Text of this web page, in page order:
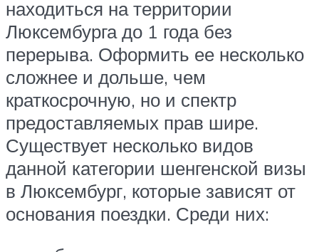
находиться на территории
Люксембурга до 1 года без
перерыва. Оформить ее несколько
сложнее и дольше, чем
краткосрочную, но и спектр
предоставляемых прав шире.
Существует несколько видов
данной категории шенгенской визы
в Люксембург, которые зависят от
основания поездки. Среди них: